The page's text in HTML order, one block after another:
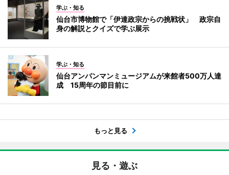
学ぶ・知る
仙台市博物館で「伊達政宗からの挑戦状」 政宗自
身の解説とクイズで学ぶ展示
学ぶ・知る
仙台アンパンマンミュージアムが来館者500万人達
成 15周年の節目前に
もっと見る
見る・遊ぶ